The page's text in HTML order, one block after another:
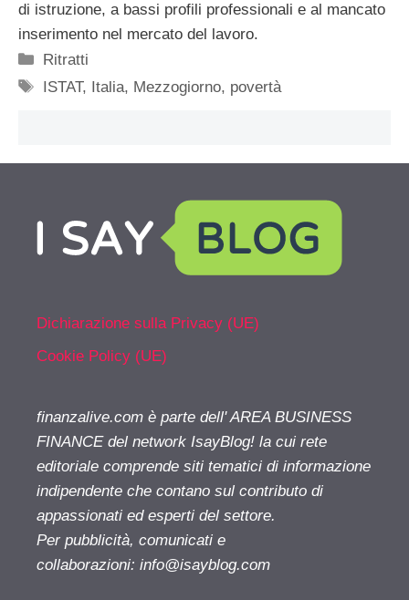
di istruzione, a bassi profili professionali e al mancato
inserimento nel mercato del lavoro.
Categorie
Ritratti
Tag
ISTAT, Italia, Mezzogiorno, povertà
Dichiarazione sulla Privacy (UE)
Cookie Policy (UE)
finanzalive.com è parte dell' AREA BUSINESS
FINANCE del network IsayBlog! la cui rete
editoriale comprende siti tematici di informazione
indipendente che contano sul contributo di
appassionati ed esperti del settore.
Per pubblicità, comunicati e
collaborazioni: info@isayblog.com